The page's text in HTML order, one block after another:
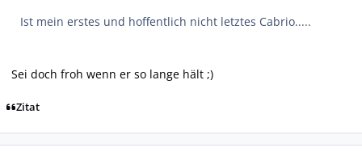
Ist mein erstes und hoffentlich nicht letztes Cabrio.....
Sei doch froh wenn er so lange hält ;)
Zitat